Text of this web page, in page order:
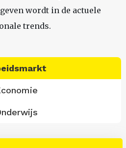
wordt in de actuele
trends.